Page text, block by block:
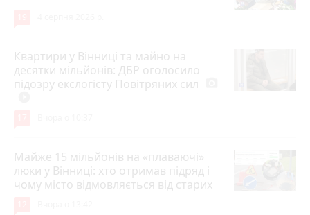
Квартири у Вінниці та майно на
десятки мільйонів: ДБР оголосило
підозру екслогісту Повітряних сил
Майже 15 мільйонів на «плаваючі»
люки у Вінниці: хто отримав підряд і
чому місто відмовляється від старих